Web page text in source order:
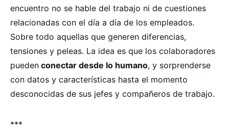
encuentro no se hable del trabajo ni de cuestiones
relacionadas con el día a día de los empleados.
Sobre todo aquellas que generen diferencias,
tensiones y peleas. La idea es que los colaboradores
pueden conectar desde lo humano, y sorprenderse
con datos y características hasta el momento
desconocidas de sus jefes y compañeros de trabajo.
***